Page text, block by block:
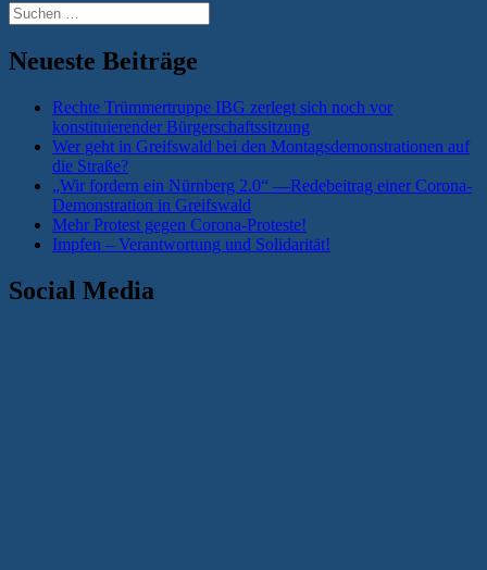
Suchen
nach:
Neueste Beiträge
Rechte Trümmertruppe IBG zerlegt sich noch vor
konstituierender Bürgerschaftssitzung
Wer geht in Greifswald bei den Montagsdemonstrationen auf
die Straße?
„Wir fordern ein Nürnberg 2.0“ —Redebeitrag einer Corona-
Demonstration in Greifswald
Mehr Protest gegen Corona-Proteste!
Impfen – Verantwortung und Solidarität!
Social Media